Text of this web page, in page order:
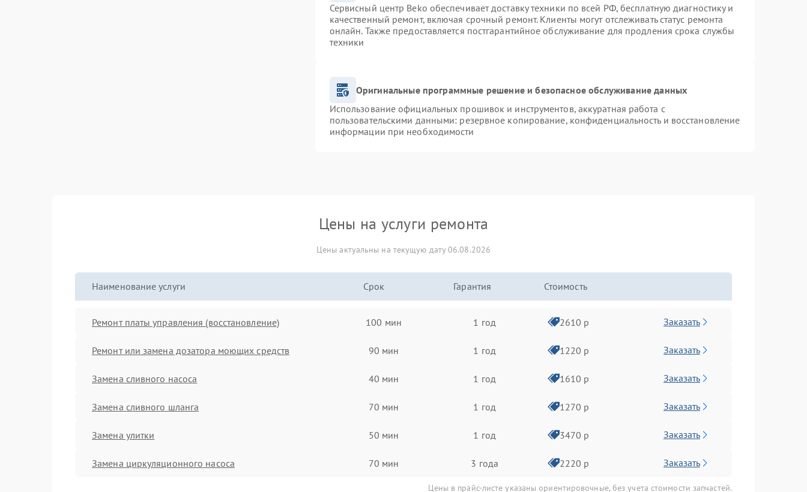
Сервисный центр Beko обеспечивает доставку техники по всей РФ, бесплатную диагностику и
качественный ремонт, включая срочный ремонт. Клиенты могут отслеживать статус ремонта
онлайн. Также предоставляется постгарантийное обслуживание для продления срока службы
техники
Оригинальные программные решение и безопасное обслуживание данных
Использование официальных прошивок и инструментов, аккуратная работа с
пользовательскими данными: резервное копирование, конфиденциальность и восстановление
информации при необходимости
Цены на услуги ремонта
Цены актуальны на текущую дату 06.08.2026
Наименование услуги Срок Гарантия Стоимость
Ремонт платы управления (восстановление) 100 мин 1 год 2610 р Заказать
Ремонт или замена дозатора моющих средств 90 мин 1 год 1220 р Заказать
Замена сливного насоса 40 мин 1 год 1610 р Заказать
Замена сливного шланга 70 мин 1 год 1270 р Заказать
Замена улитки 50 мин 1 год 3470 р Заказать
Замена циркуляционного насоса 70 мин 3 года 2220 р Заказать
Цены в прайс-листе указаны ориентировочные, без учета стоимости запчастей.